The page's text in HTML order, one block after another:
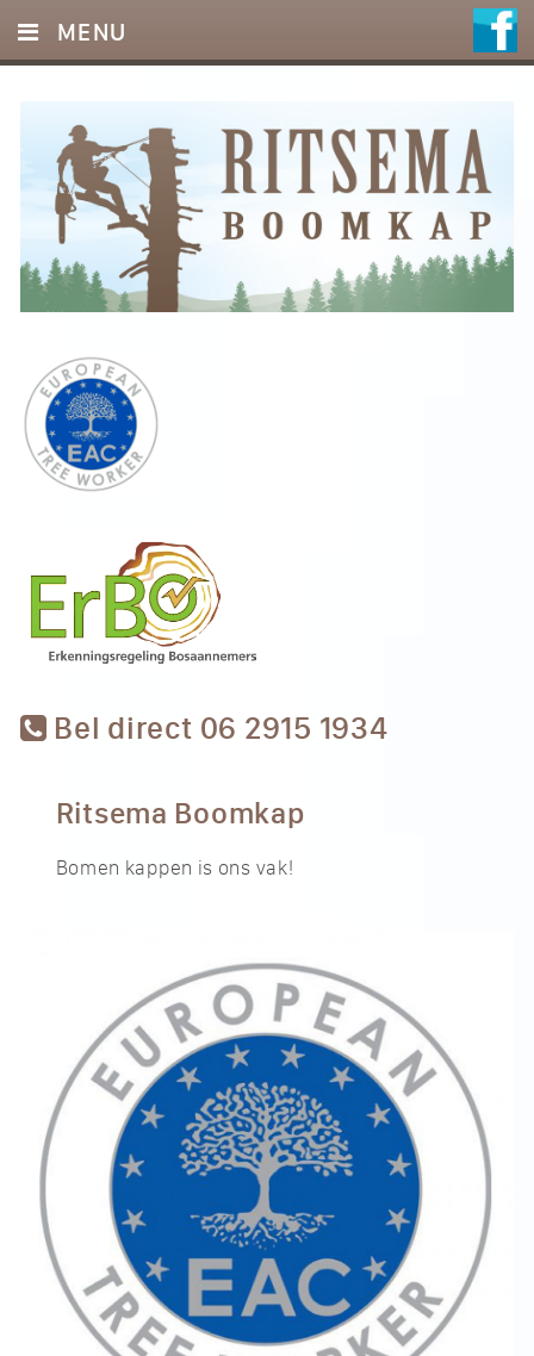
Bel direct 06 2915 1934
MENU
DIENSTEN
FOTO’S
REFERENTIES
OFFERTE
CONTACT
Ritsema Boomkap
Bomen kappen is ons vak!